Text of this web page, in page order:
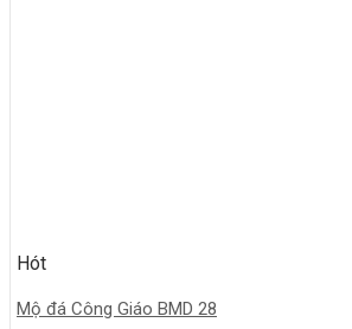
Hót
Mộ đá Công Giáo BMD 28